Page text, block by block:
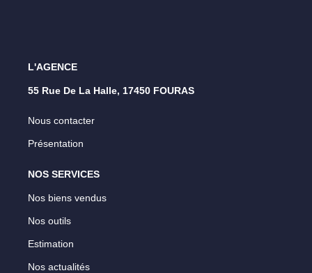
L'AGENCE
55 Rue De La Halle, 17450 FOURAS
Nous contacter
Présentation
NOS SERVICES
Nos biens vendus
Nos outils
Estimation
Nos actualités